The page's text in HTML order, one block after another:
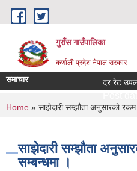
Skip to main content
गुराँस गाउँपालिका
कर्णाली प्रदेश नेपाल सरकार
समाचार दर रेट
You are here
Home » साझेदारी सम्झौता अनुसारको रकम
साझेदारी सम्झौता
सम्बन्धमा ।